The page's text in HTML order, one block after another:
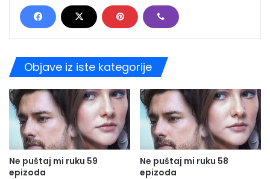
Objave iz iste kategorije
Ne puštaj mi ruku 59
epizoda
Ne puštaj mi ruku 58
epizoda